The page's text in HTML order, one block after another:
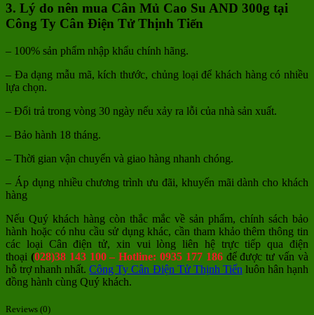
3. Lý do nên mua Cân Mủ Cao Su AND 300g tại
Công Ty Cân Điện Tử Thịnh Tiến
– 100% sản phẩm nhập khẩu chính hãng.
– Đa dạng mẫu mã, kích thước, chủng loại để khách hàng có nhiều
lựa chọn.
– Đổi trả trong vòng 30 ngày nếu xảy ra lỗi của nhà sản xuất.
– Bảo hành 18 tháng.
– Thời gian vận chuyển và giao hàng nhanh chóng.
– Áp dụng nhiều chương trình ưu đãi, khuyến mãi dành cho khách
hàng
Nếu Quý khách hàng còn thắc mắc về sản phẩm, chính sách bảo
hành hoặc có nhu cầu sử dụng khác, cần tham khảo thêm thông tin
các loại Cân điện tử, xin vui lòng liên hệ trực tiếp qua điện
thoại (028)38 143 100 – Hotline: 0935 177 186để được tư vấn và
hỗ trợ nhanh nhất.Công Ty Cân Điện Tử Thịnh Tiến luôn hân hạnh
đồng hành cùng Quý khách.
Reviews (0)